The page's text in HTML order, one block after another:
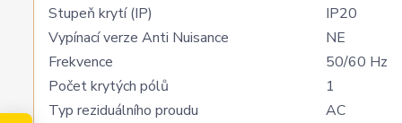
Stupeň krytí (IP)
IP20
Vypínací verze Anti Nuisance
NE
Frekvence
50/60 Hz
Počet krytých pólů
1
Typ reziduálního proudu
AC